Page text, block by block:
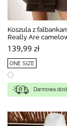
Koszula z
Really Are
139,99 zł
ONE SIZE
Darmowa